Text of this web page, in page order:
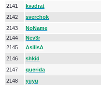
2141
kvadrat
2142
sverchok
2143
NoName
2144
Nev3r
2145
AsilisA
2146
shkid
2147
querida
2148
yuyu